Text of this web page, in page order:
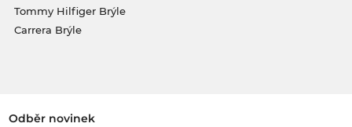
Tommy Hilfiger Brýle
Carrera Brýle
Odběr novinek